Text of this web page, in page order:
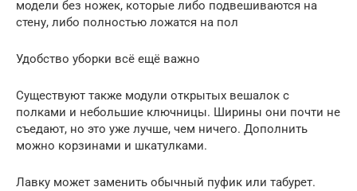
модели без ножек, которые либо подвешиваются на
стену, либо полностью ложатся на пол
Удобство уборки всё ещё важно
Существуют также модули открытых вешалок с
полками и небольшие ключницы. Ширины они почти не
съедают, но это уже лучше, чем ничего. Дополнить
можно корзинами и шкатулками.
Лавку может заменить обычный пуфик или табурет.